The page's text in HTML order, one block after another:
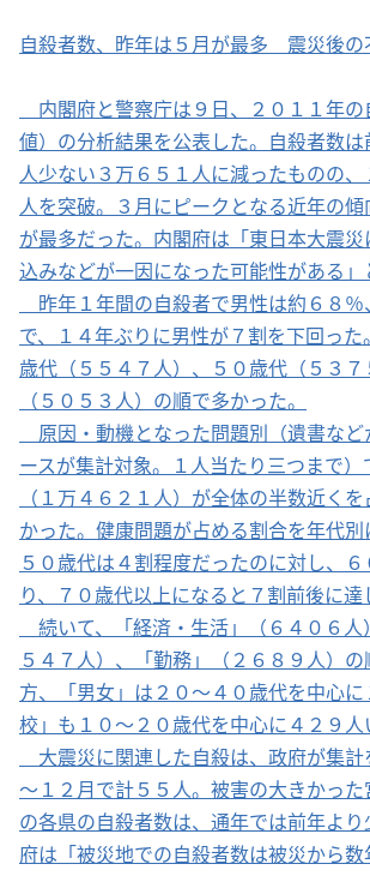
自殺者数、昨年は５月が最多 震災後の
内閣府と警察庁は９日、２０１１年の
値）の分析結果を公表した。自殺者数は
人少ない３万６５１人に減ったものの
人を突破。３月にピークとなる近年の傾
が最多だった。内閣府は「東日本大震災
込みなどが一因になった可能性がある」
昨年１年間の自殺者で男性は約６８％
で、１４年ぶりに男性が７割を下回った
歳代（５５４７人）、５０歳代（５３
（５０５３人）の順で多かった。
原因・動機となった問題別（遺書など
ースが集計対象。１人当たり三つまで）
（１万４６２１人）が全体の半数近く
かった。健康問題が占める割合を年代別
５０歳代は４割程度だったのに対し、
り、７０歳代以上になると７割前後に達
続いて、「経済・生活」（６４０６人
５４７人）、「勤務」（２６８９人）
方、「男女」は２０～４０歳代を中心
校」も１０～２０歳代を中心に４２９人
大震災に関連した自殺は、政府が集計
～１２月で計５５人。被害の大きかっ
の各県の自殺者数は、通年では前年より
府は「被災地での自殺者数は被災から数